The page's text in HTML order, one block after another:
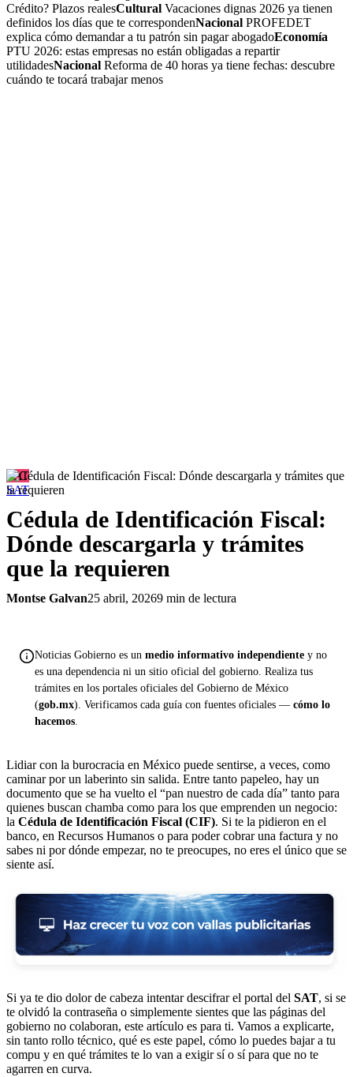
Crédito? Plazos realesCultural Vacaciones dignas 2026 ya tienen
definidos los días que te correspondenNacional PROFEDET
explica cómo demandar a tu patrón sin pagar abogadoEconomía
PTU 2026: estas empresas no están obligadas a repartir
utilidadesNacional Reforma de 40 horas ya tiene fechas: descubre
cuándo te tocará trabajar menos
SAT
SAT
Cédula de Identificación Fiscal:
Dónde descargarla y trámites
que la requieren
Montse Galvan25 abril, 20269 min de lectura
Noticias Gobierno es un medio informativo independiente y no
es una dependencia ni un sitio oficial del gobierno. Realiza tus
trámites en los portales oficiales del Gobierno de México
(gob.mx). Verificamos cada guía con fuentes oficiales — cómo lo
hacemos.
Lidiar con la burocracia en México puede sentirse, a veces, como
caminar por un laberinto sin salida. Entre tanto papeleo, hay un
documento que se ha vuelto el “pan nuestro de cada día” tanto para
quienes buscan chamba como para los que emprenden un negocio:
la Cédula de Identificación Fiscal (CIF). Si te la pidieron en el
banco, en Recursos Humanos o para poder cobrar una factura y no
sabes ni por dónde empezar, no te preocupes, no eres el único que se
siente así.
Si ya te dio dolor de cabeza intentar descifrar el portal del SAT, si se
te olvidó la contraseña o simplemente sientes que las páginas del
gobierno no colaboran, este artículo es para ti. Vamos a explicarte,
sin tanto rollo técnico, qué es este papel, cómo lo puedes bajar a tu
compu y en qué trámites te lo van a exigir sí o sí para que no te
agarren en curva.